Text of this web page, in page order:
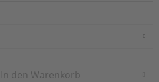
In den Warenkorb